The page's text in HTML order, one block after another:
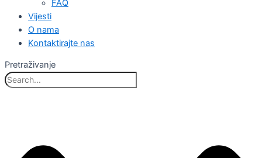
FAQ
Vijesti
O nama
Kontaktirajte nas
Pretraživanje